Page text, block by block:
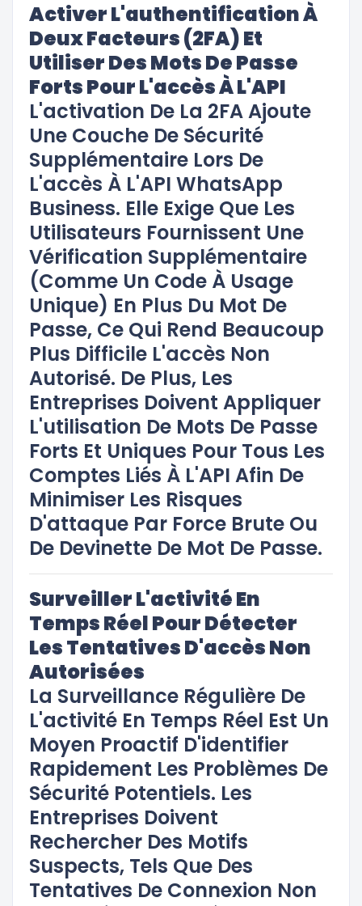
Activer L'authentification À
Deux Facteurs (2FA) Et
Utiliser Des Mots De Passe
Forts Pour L'accès À L'API
L'activation De La 2FA Ajoute
Une Couche De Sécurité
Supplémentaire Lors De
L'accès À L'API WhatsApp
Business. Elle Exige Que Les
Utilisateurs Fournissent Une
Vérification Supplémentaire
(comme Un Code À Usage
Unique) En Plus Du Mot De
Passe, Ce Qui Rend Beaucoup
Plus Difficile L'accès Non
Autorisé. De Plus, Les
Entreprises Doivent Appliquer
L'utilisation De Mots De Passe
Forts Et Uniques Pour Tous Les
Comptes Liés À L'API Afin De
Minimiser Les Risques
D'attaque Par Force Brute Ou
De Devinette De Mot De Passe.
Surveiller L'activité En
Temps Réel Pour Détecter
Les Tentatives D'accès Non
Autorisées
La Surveillance Régulière De
L'activité En Temps Réel Est Un
Moyen Proactif D'identifier
Rapidement Les Problèmes De
Sécurité Potentiels. Les
Entreprises Doivent
Rechercher Des Motifs
Suspects, Tels Que Des
Tentatives De Connexion Non